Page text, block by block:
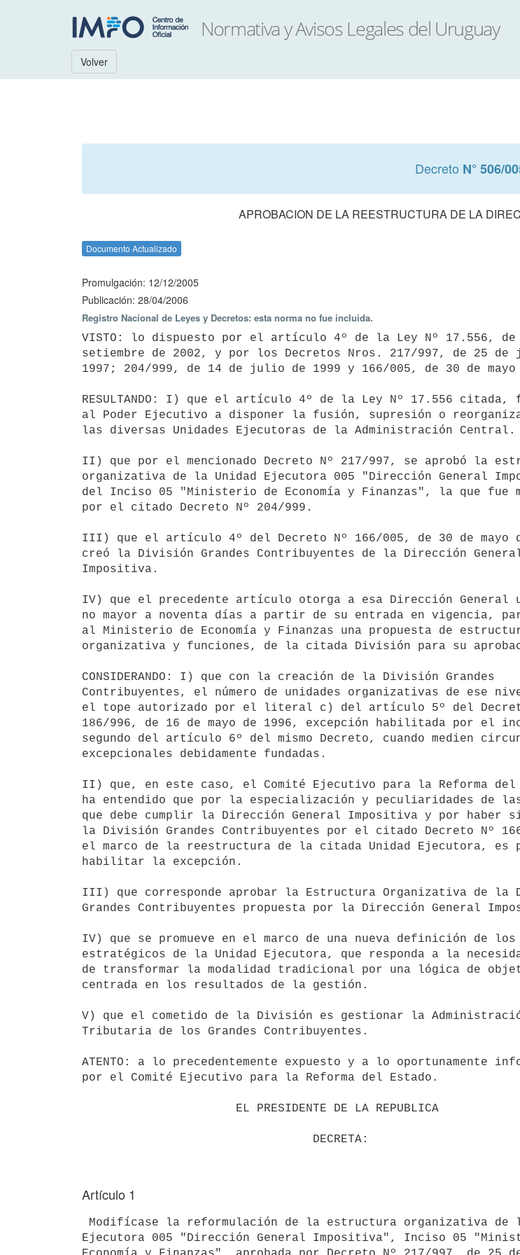
Volver
Decreto N° 506/
APROBACION DE LA REESTRUCTURA DE LA
Documento Actualizado
Promulgación: 12/12/2005
Publicación: 28/04/2006
Registro Nacional de Leyes y Decretos: esta norma no fue incluida.
VISTO: lo dispuesto por el artículo 4º de la Ley Nº 17.556, de
setiembre de 2002, y por los Decretos Nros. 217/997, de 25 de
1997; 204/999, de 14 de julio de 1999 y 166/005, de 30 de mayo
RESULTANDO: I) que el artículo 4º de la Ley Nº 17.556 citada,
al Poder Ejecutivo a disponer la fusión, supresión o
las diversas Unidades Ejecutoras de la Administración Central.
II) que por el mencionado Decreto Nº 217/997, se aprobó la
organizativa de la Unidad Ejecutora 005 "Dirección General
del Inciso 05 "Ministerio de Economía y Finanzas", la que fue
por el citado Decreto Nº 204/999.
III) que el artículo 4º del Decreto Nº 166/005, de 30 de mayo
creó la División Grandes Contribuyentes de la Dirección
Impositiva.
IV) que el precedente artículo otorga a esa Dirección General
no mayor a noventa días a partir de su entrada en vigencia,
al Ministerio de Economía y Finanzas una propuesta de
organizativa y funciones, de la citada División para su
CONSIDERANDO: I) que con la creación de la División Grandes
Contribuyentes, el número de unidades organizativas de ese
el tope autorizado por el literal c) del artículo 5º del
186/996, de 16 de mayo de 1996, excepción habilitada por el
segundo del artículo 6º del mismo Decreto, cuando medien
excepcionales debidamente fundadas.
II) que, en este caso, el Comité Ejecutivo para la Reforma del
ha entendido que por la especialización y peculiaridades de
que debe cumplir la Dirección General Impositiva y por haber
la División Grandes Contribuyentes por el citado Decreto Nº
el marco de la reestructura de la citada Unidad Ejecutora, es
habilitar la excepción.
III) que corresponde aprobar la Estructura Organizativa de la
Grandes Contribuyentes propuesta por la Dirección General
IV) que se promueve en el marco de una nueva definición de
estratégicos de la Unidad Ejecutora, que responda a la
de transformar la modalidad tradicional por una lógica de
centrada en los resultados de la gestión.
V) que el cometido de la División es gestionar la
Tributaria de los Grandes Contribuyentes.
ATENTO: a lo precedentemente expuesto y a lo oportunamente
por el Comité Ejecutivo para la Reforma del Estado.
Artículo 1
Ejecutora 005 "Dirección General Impositiva", Inciso 05